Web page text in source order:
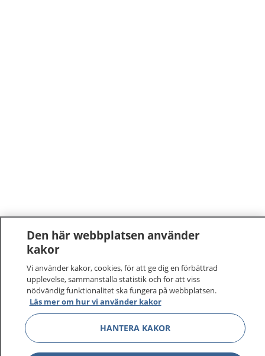
1177 –tryggt om din hälsa och vård
På 1177.se får du råd om hälsa och information om
sjukdomar och vilka mottagningar du kan kontakta.
Logga in för att läsa din journal och göra dina
vårdärenden. Ring telefonnummer 1177 för
sjukvårdsrådgivning dygnet runt.
1177 ger dig råd när du vill må bättre.
Den här webbplatsen använder
kakor
Vi använder kakor, cookies, för att ge dig en förbättrad
upplevelse, sammanställa statistik och för att viss
nödvändig funktionalitet ska fungera på webbplatsen.
Läs mer om hur vi använder kakor
HANTERA KAKOR